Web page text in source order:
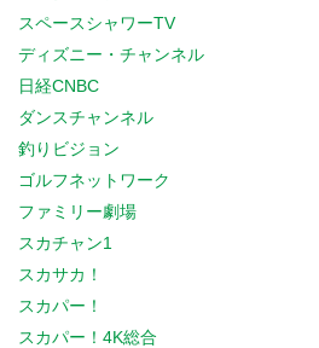
スペースシャワーTV
ディズニー・チャンネル
日経CNBC
ダンスチャンネル
釣りビジョン
ゴルフネットワーク
ファミリー劇場
スカチャン1
スカサカ！
スカパー！
スカパー！4K総合